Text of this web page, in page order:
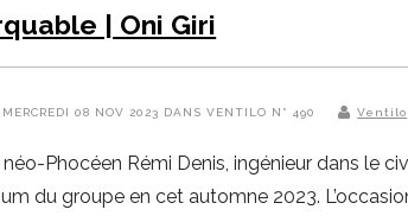
| Oni Giri
MERCREDI 08 NOV 2023 DANS VENTILO N° 490 Ventilo
Phocéen Rémi Denis, ingénieur dans le
du groupe en cet automne 2023.